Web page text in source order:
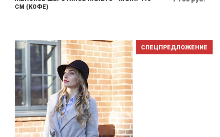
СМ (КОФЕ)
СПЕЦПРЕДЛОЖЕНИЕ